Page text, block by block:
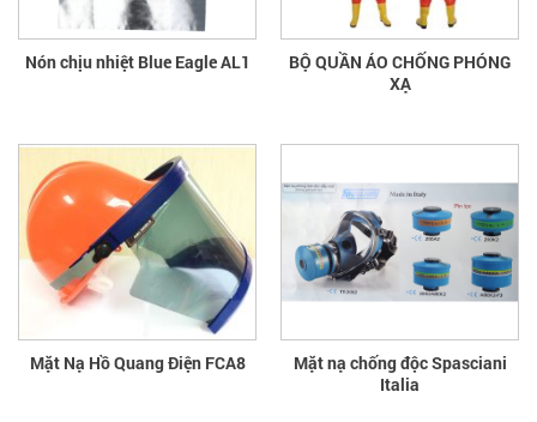
Nón chịu nhiệt Blue Eagle AL1
BỘ QUẦN ÁO CHỐNG PHÓNG
XẠ
Mặt Nạ Hồ Quang Điện FCA8
Mặt nạ chống độc Spasciani
Italia